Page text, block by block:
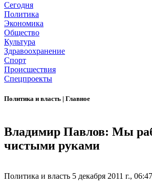
Сегодня
Политика
Экономика
Общество
Культура
Здравоохранение
Спорт
Происшествия
Спецпроекты
Политика и власть | Главное
Владимир Павлов: Мы
чистыми руками
Политика и власть 5 декабря 2011 г., 06:47